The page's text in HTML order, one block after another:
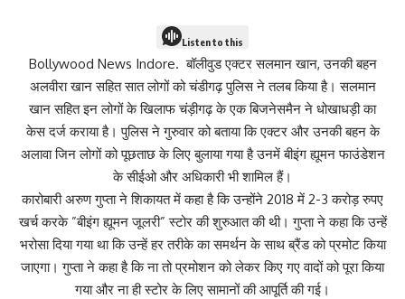
Listen to this
Bollywood News Indore. बॉलीवुड एक्टर सलमान खान, उनकी बहन
अलवीरा खान सहित सात लोगों को चंडीगढ़ पुलिस ने तलब किया है। सलमान
खान सहित इन लोगों के खिलाफ चंड़ीगढ़ के एक बिजनेसमैन ने धोखाधड़ी का
केस दर्ज कराया है। पुलिस ने गुरुवार को बताया कि एक्टर और उनकी बहन के
अलावा जिन लोगों को पूछताछ के लिए बुलाया गया है उनमें बीइंग ह्यूमन फाउंडेशन
के सीईओ और अधिकारी भी शामिल हैं।
कारोबारी अरुण गुप्ता ने शिकायत में कहा है कि उन्होंने 2018 में 2-3 करोड़ रुपए
खर्च करके ”बीइंग ह्यूमन जूलरी” स्टोर की शुरुआत की थी। गुप्ता ने कहा कि उन्हें
भरोसा दिया गया था कि उन्हें हर तरीके का समर्थन के साथ ब्रैंड को प्रमोट किया
जाएगा। गुप्ता ने कहा है कि ना तो प्रमोशन को लेकर किए गए वादों को पूरा किया
गया और ना ही स्टोर के लिए सामानों की आपूर्ति की गई।